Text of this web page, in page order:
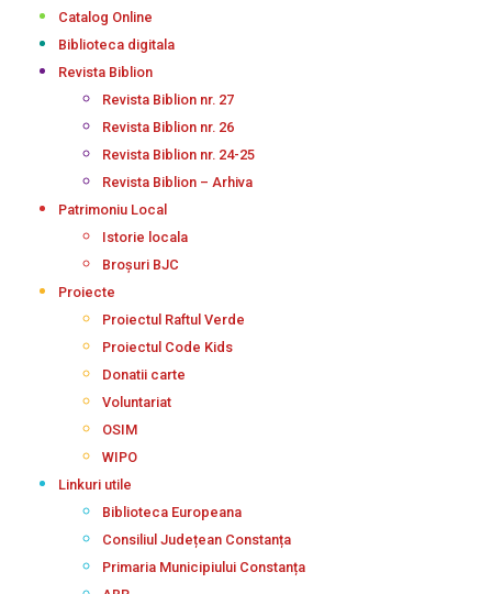
Catalog Online
Biblioteca digitala
Revista Biblion
Revista Biblion nr. 27
Revista Biblion nr. 26
Revista Biblion nr. 24-25
Revista Biblion – Arhiva
Patrimoniu Local
Istorie locala
Broșuri BJC
Proiecte
Proiectul Raftul Verde
Proiectul Code Kids
Donatii carte
Voluntariat
OSIM
WIPO
Linkuri utile
Biblioteca Europeana
Consiliul Județean Constanța
Primaria Municipiului Constanța